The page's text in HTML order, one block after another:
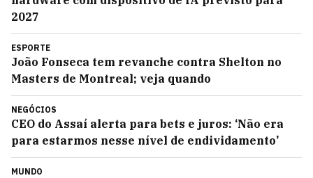
2027
ESPORTE
João Fonseca tem revanche contra Shelton no
Masters de Montreal; veja quando
NEGÓCIOS
CEO do Assaí alerta para bets e juros: ‘Não era
para estarmos nesse nível de endividamento’
MUNDO